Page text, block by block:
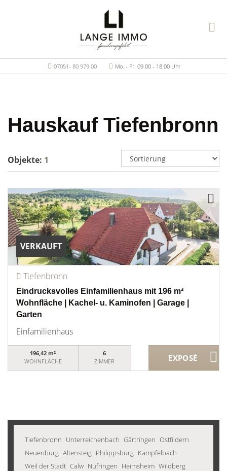
07051- 80 979 00 Mo. - Fr. 09.00 - 18.00 Uhr
Hauskauf Tiefenbronn
Objekte: 1
VERKAUFT
Tiefenbronn
Eindrucksvolles Einfamilienhaus mit 196 m²
Wohnfläche | Kachel- u. Kaminofen | Garage |
Garten
Einfamilienhaus
196,42 m²
WOHNFLÄCHE
6
ZIMMER
Tiefenbronn Unterreichenbach Gärtringen Ostfildern
Neuenbürg Altensteig Philippsburg Kämpfelbach
Weil der Stadt Calw Nufringen Heimsheim Wildberg